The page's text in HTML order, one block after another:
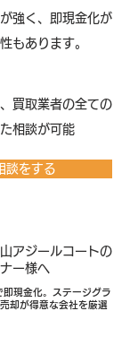
強く、即現金化が
もあります。
買取業者の全ての
相談が可能
談をする
アジールコートの
ー様へ
現金化。ステージグラ
却が得意な会社を厳選